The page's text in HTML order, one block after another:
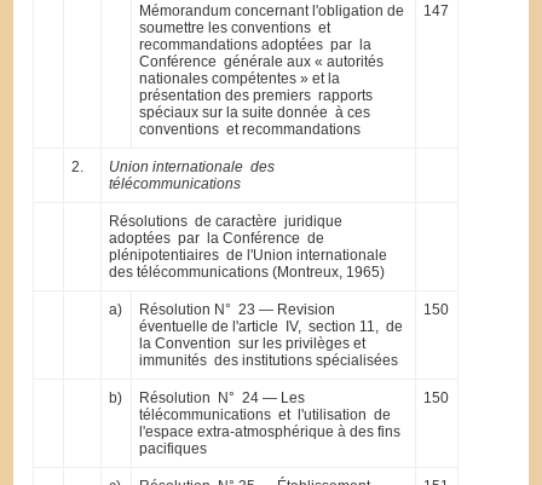
Mémorandum concernant l'obligation de
soumettre les conventions et
recommandations adoptées par la
Conférence générale aux « autorités
nationales compétentes » et la
présentation des premiers rapports
spéciaux sur la suite donnée à ces
conventions et recommandations
147
2.
Union internationale des
télécommunications
Résolutions de caractère juridique
adoptées par la Conférence de
plénipotentiaires de l'Union internationale
des télécommunications (Montreux, 1965)
a)
Résolution N° 23 — Revision
éventuelle de l'article IV, section 11, de
la Convention sur les privilèges et
immunités des institutions spécialisées
150
b)
Résolution N° 24 — Les
télécommunications et l'utilisation de
l'espace extra-atmosphérique à des fins
pacifiques
150